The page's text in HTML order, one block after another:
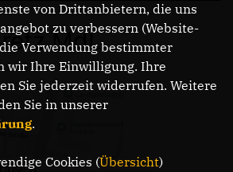
MdL
3
von Drittanbietern, die uns
zu verbessern (Website-
Verwendung bestimmter
wir Ihre Einwilligung. Ihre
Sie jederzeit widerrufen. Weitere
Sie in unserer
.
Cookies (Übersicht)